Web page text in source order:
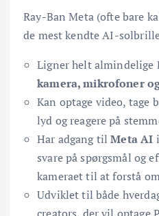
Ray-Ban Meta (ofte bare
de mest kendte AI-
Ligner helt almindelige
kamera, mikrofoner
Kan optage video, tage
lyd og reagere på
Har adgang tilMeta AI
svare på spørgsmål og
kameraet til at forstå
Udviklet til både